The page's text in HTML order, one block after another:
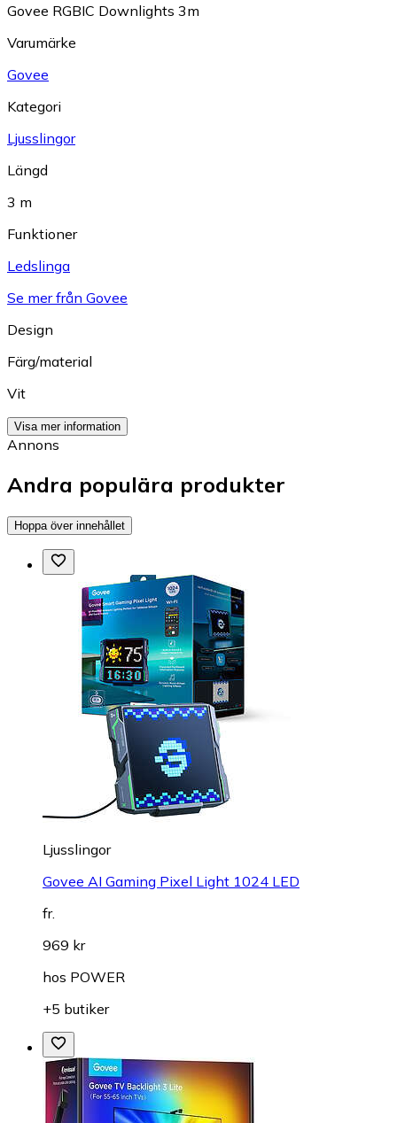
Govee RGBIC Downlights 3m
Varumärke
Govee
Kategori
Ljusslingor
Längd
3 m
Funktioner
Ledslinga
Se mer från Govee
Design
Färg/material
Vit
Visa mer information
Annons
Andra populära produkter
Hoppa över innehållet
Ljusslingor
Govee AI Gaming Pixel Light 1024 LED
fr.
969 kr
hos POWER
+5 butiker